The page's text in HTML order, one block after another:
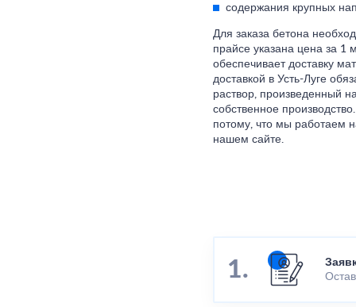
содержания крупных
Для заказа бетона
прайсе указана цена за 1
обеспечивает доставку
доставкой в Усть-Луге
раствор, произведенный
собственное
потому, что мы работаем
нашем сайте.